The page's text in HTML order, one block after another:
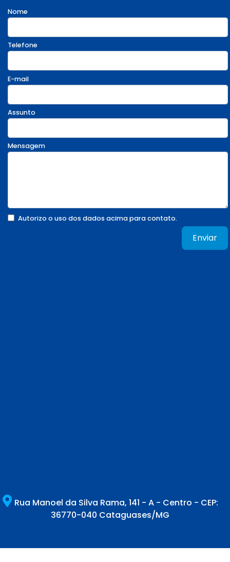
Nome
Telefone
E-mail
Assunto
Mensagem
Autorizo o uso dos dados acima para contato.
Enviar
Rua Manoel da Silva Rama, 141 - A - Centro - CEP:
36770-040 Cataguases/MG